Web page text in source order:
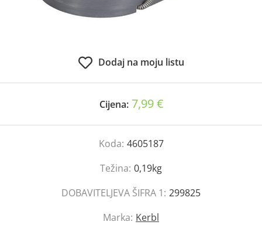
Dodaj na moju listu
Cijena: 7,99 €
Koda: 4605187
Težina: 0,19kg
DOBAVITELJEVA ŠIFRA 1: 299825
Marka: Kerbl